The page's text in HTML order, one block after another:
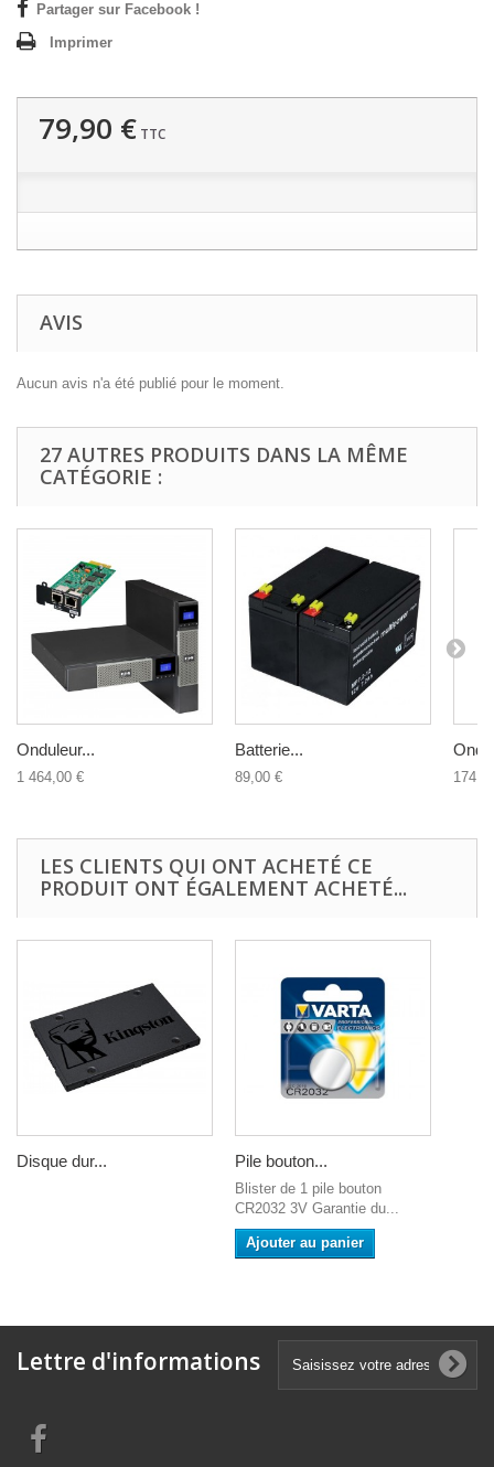
Partager sur Facebook !
Imprimer
79,90 € TTC
AVIS
Aucun avis n'a été publié pour le moment.
27 AUTRES PRODUITS DANS LA MÊME
CATÉGORIE :
Onduleur...
1 464,00 €
Batterie...
89,00 €
LES CLIENTS QUI ONT ACHETÉ CE
PRODUIT ONT ÉGALEMENT ACHETÉ...
Disque dur... Pile bouton...
Blister de 1 pile bouton
CR2032 3V Garantie du...
Ajouter au panier
Lettre d'informations